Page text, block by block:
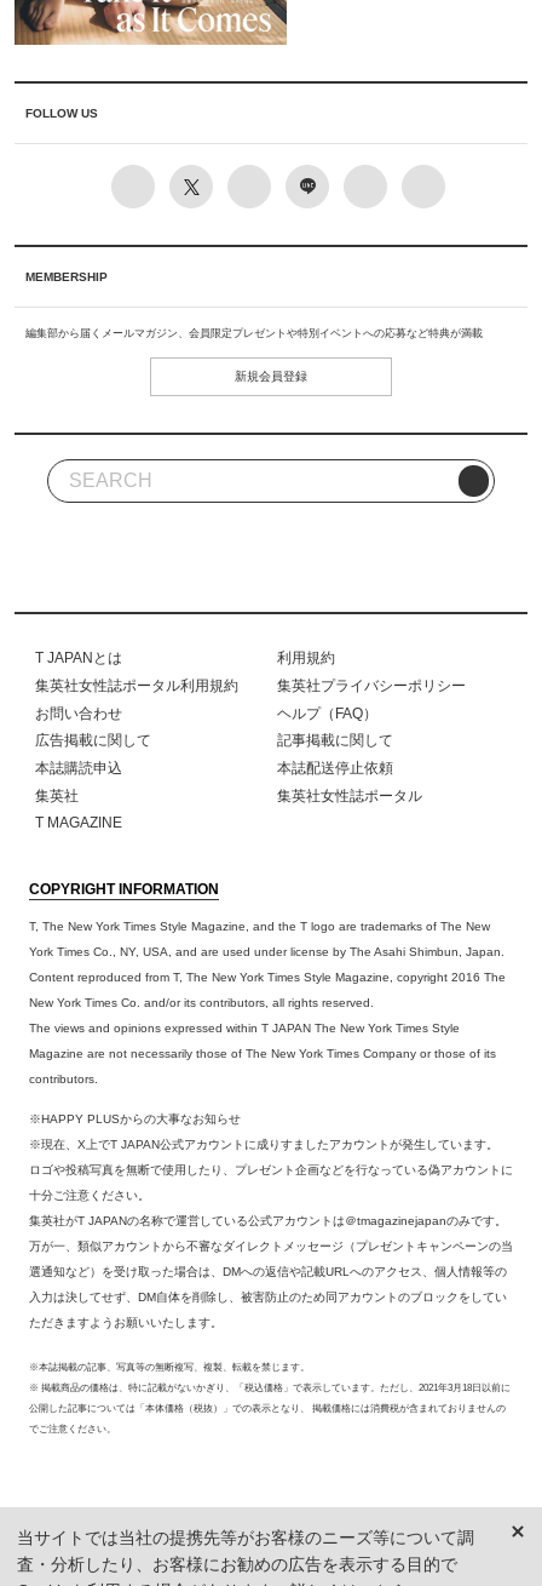
FOLLOW US
MEMBERSHIP
編集部から届くメールマガジン、会員限定プレゼントや特別イベントへの応募など特典が満載
新規会員登録
T JAPANとは
利用規約
集英社女性誌ポータル利用規約
集英社プライバシーポリシー
お問い合わせ
ヘルプ（FAQ）
広告掲載に関して
記事掲載に関して
本誌購読申込
本誌配送停止依頼
集英社
集英社女性誌ポータル
T MAGAZINE
COPYRIGHT INFORMATION
T, The New York Times Style Magazine, and the T logo are trademarks of The New
York Times Co., NY, USA, and are used under license by The Asahi Shimbun, Japan.
Content reproduced from T, The New York Times Style Magazine, copyright 2016 The
New York Times Co. and/or its contributors, all rights reserved.
The views and opinions expressed within T JAPAN The New York Times Style
Magazine are not necessarily those of The New York Times Company or those of its
contributors.
※HAPPY PLUSからの大事なお知らせ
※現在、X上でT JAPAN公式アカウントに成りすましたアカウントが発生しています。
ロゴや投稿写真を無断で使用したり、プレゼント企画などを行なっている偽アカウントに
十分ご注意ください。
集英社がT JAPANの名称で運営している公式アカウントは＠tmagazinejapanのみです。
万が一、類似アカウントから不審なダイレクトメッセージ（プレゼントキャンペーンの当
選通知など）を受け取った場合は、DMへの返信や記載URLへのアクセス、個人情報等の
入力は決してせず、DM自体を削除し、被害防止のため同アカウントのブロックをしてい
ただきますようお願いいたします。
※本誌掲載の記事、写真等の無断複写、複製、転載を禁じます。
※ 掲載商品の価格は、特に記載がないかぎり、「税込価格」で表示しています。ただし、2021年3月18日以前に
公開した記事については「本体価格（税抜）」での表示となり、 掲載価格には消費税が含まれておりませんの
でご注意ください。
当サイトでは当社の提携先等がお客様のニーズ等について調
査・分析したり、お客様にお勧めの広告を表示する目的で